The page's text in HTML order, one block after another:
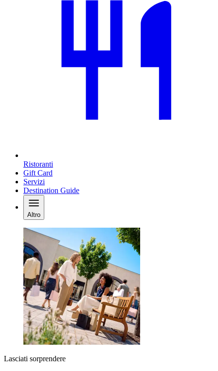
Ristoranti
Gift Card
Servizi
Destination Guide
Altro
Lasciati sorprendere